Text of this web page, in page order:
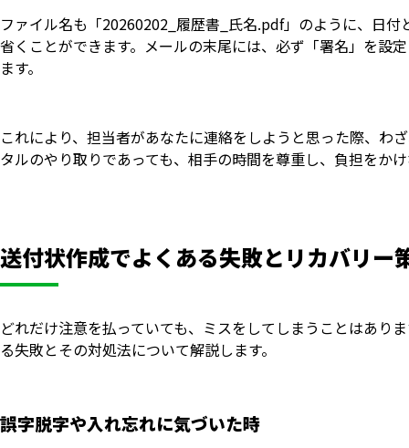
ファイル名も「20260202_履歴書_氏名.pdf」のように、日
省くことができます。メールの末尾には、必ず「署名」を設
ます。
これにより、担当者があなたに連絡をしようと思った際、わ
タルのやり取りであっても、相手の時間を尊重し、負担をか
送付状作成でよくある失敗とリカバリー
どれだけ注意を払っていても、ミスをしてしまうことはあり
る失敗とその対処法について解説します。
誤字脱字や入れ忘れに気づいた時